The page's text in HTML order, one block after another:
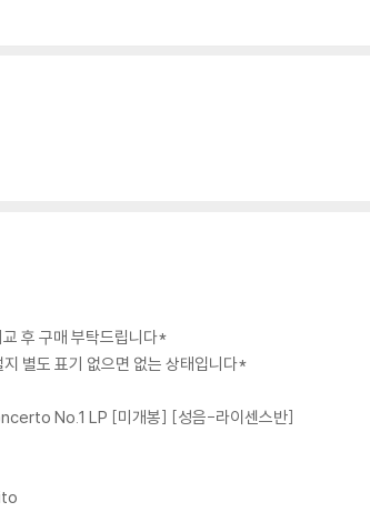
후 구매 부탁드립니다*
별도 표기 없으면 없는 상태입니다*
No.1 LP [미개봉] [성음-라이센스반]